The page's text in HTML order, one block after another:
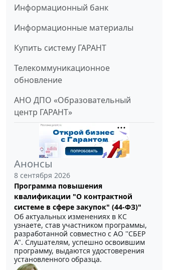
Информационный банк
Информационные материалы
Купить систему ГАРАНТ
Телекоммуникационное
обновление
АНО ДПО «Образовательный
центр ГАРАНТ»
Анонсы
8 сентября 2026
Программа повышения
квалификации "О контрактной
системе в сфере закупок" (44-ФЗ)"
Об актуальных изменениях в КС
узнаете, став участником программы,
разработанной совместно с АО ''СБЕР
А". Слушателям, успешно освоившим
программу, выдаются удостоверения
установленного образца.